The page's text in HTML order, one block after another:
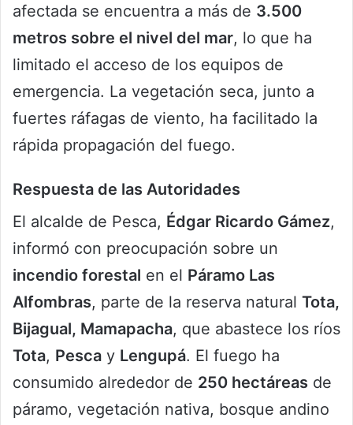
afectada se encuentra a más de 3.500
metros sobre el nivel del mar, lo que ha
limitado el acceso de los equipos de
emergencia. La vegetación seca, junto a
fuertes ráfagas de viento, ha facilitado la
rápida propagación del fuego.
Respuesta de las Autoridades
El alcalde de Pesca, Édgar Ricardo Gámez,
informó con preocupación sobre un
incendio forestal en el Páramo Las
Alfombras, parte de la reserva natural Tota,
Bijagual, Mamapacha, que abastece los ríos
Tota, Pesca y Lengupá. El fuego ha
consumido alrededor de 250 hectáreas de
páramo, vegetación nativa, bosque andino